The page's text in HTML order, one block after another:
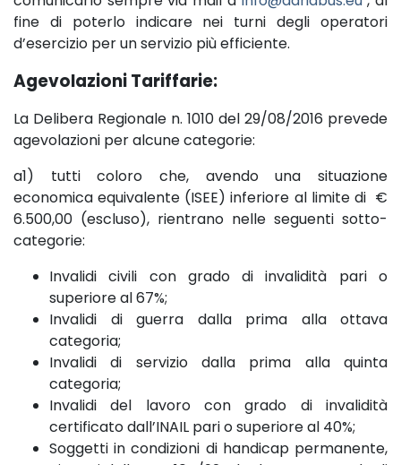
fine di poterlo indicare nei turni degli operatori
d’esercizio per un servizio più efficiente.
Agevolazioni Tariffarie:
La Delibera Regionale n. 1010 del 29/08/2016 prevede
agevolazioni per alcune categorie:
a1) tutti coloro che, avendo una situazione
economica equivalente (ISEE) inferiore al limite di €
6.500,00 (escluso), rientrano nelle seguenti sotto-
categorie:
Invalidi civili con grado di invalidità pari o
superiore al 67%;
Invalidi di guerra dalla prima alla ottava
categoria;
Invalidi di servizio dalla prima alla quinta
categoria;
Invalidi del lavoro con grado di invalidità
certificato dall’INAIL pari o superiore al 40%;
Soggetti in condizioni di handicap permanente,